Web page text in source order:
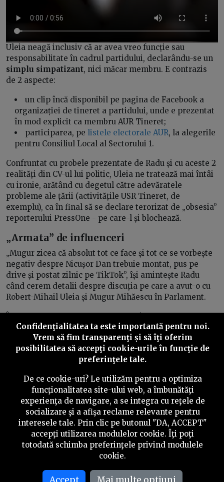
Uleia neagă inclusiv că ar avea vreo funcție sau
responsabilitate în cadrul partidului, declarându-se un
simplu simpatizant, nici măcar membru. E contrazis
de 2 aspecte:
un clip încă disponibil pe pagina de Facebook a
organizației de tineret a partidului, unde e prezentat
în mod explicit ca membru AUR Tineret;
participarea, pe listele electorale AUR, la alegerile
pentru Consiliul Local al Sectorului 1.
Confruntat cu probele prezentate de Radu și cu aceste 2
realități din CV-ul lui politic, Uleia ne tratează mai întâi
cu ironie, arătând cu degetul către adevăratele
probleme ale țării (activitățile USR Tineret, de
exemplu), ca în final să se declare terorizat de „obsesia”
reporterului PressOne - pe care-l și blochează.
„Armata” de influenceri
„Mugur zicea că absolut tot ce face și tot ce se vorbește
negativ despre Nicușor Dan trebuie montat, pus pe
drive și postat zilnic pe TikTok”, își amintește Radu
când cerem detalii despre discuția pe care a avut-o cu
Robert-Mihail Uleia și Mugur Mihăescu în Parlament.
contacteze toți influencerii apropiați de AUR și să le
prezinte strategia de atacare a noului președinte.
„Zicea să-i contacteze direct, fie de pe contul personal,
fie de pe al lui (n.r. al lui Mihăescu), ca să fie mai ok, mai
Confidenţialitatea ta este importantă pentru noi.
Vrem să fim transparenţi și să îţi oferim
posibilitatea să accepţi cookie-urile în funcţie de
preferinţele tale.
De ce cookie-uri? Le utilizăm pentru a optimiza
funcţionalitatea site-ului web, a îmbunătăţi
experienţa de navigare, a se integra cu reţele de
socializare şi a afişa reclame relevante pentru
interesele tale. Prin clic pe butonul "DA, ACCEPT"
accepţi utilizarea modulelor cookie. Îţi poţi
totodată schimba preferinţele privind modulele
cookie.